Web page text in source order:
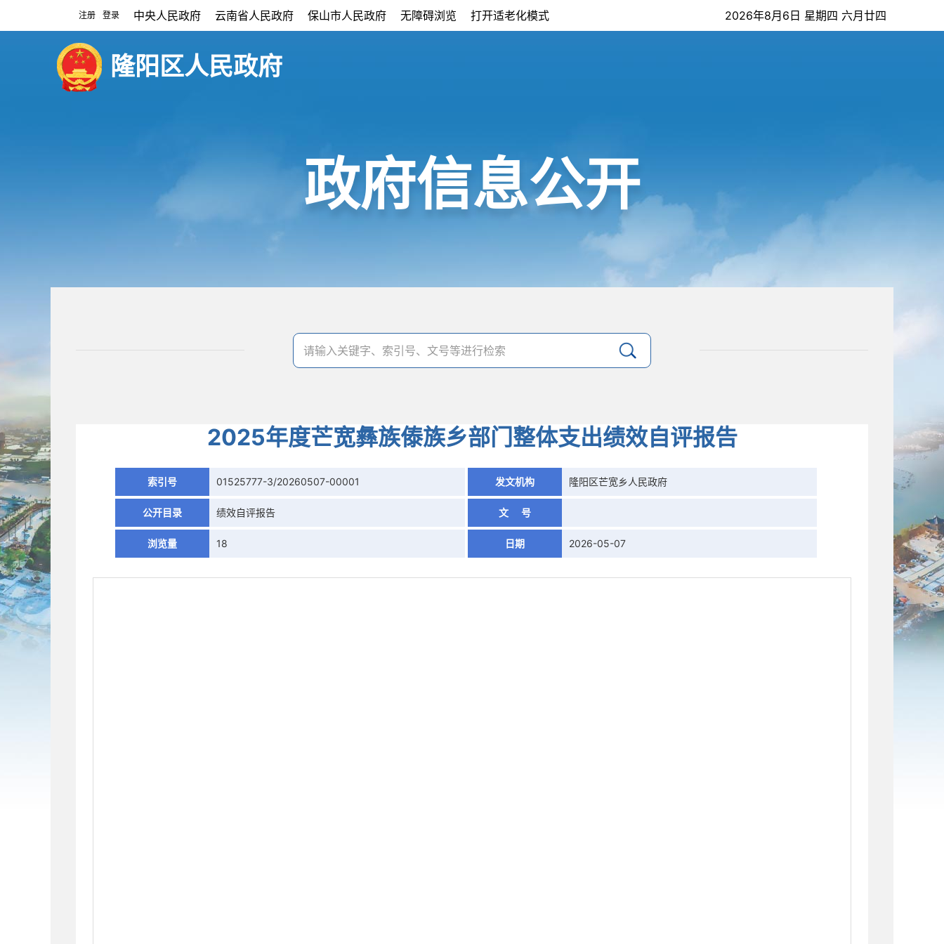
注册 登录 中央人民政府 云南省人民政府 保山市人民政府 无障碍浏览 打开适老化模式 2026年8月6日 星期四 六月廿四
隆阳区人民政府
政府信息公开
2025年度芒宽彝族傣族乡部门整体支出绩效自评报告
索引号 01525777-3/20260507-00001 发文机构 隆阳区芒宽乡人民政府
公开目录 绩效自评报告 文 号
浏览量 18 日期 2026-05-07